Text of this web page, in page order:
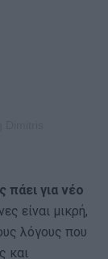
πάει για νέο
είναι μικρή,
λόγους που
και